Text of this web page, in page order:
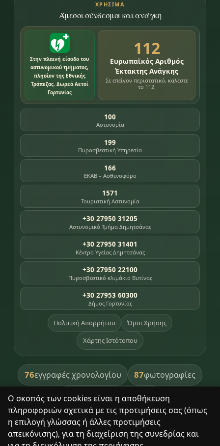
Ο σκοπός των cookies είναι η αποθήκευση
πληροφοριών σχετικά με τις προτιμήσεις σας (όπως
η επιλογή γλώσσας ή άλλες προτιμήσεις
απεικόνισης), για τη διαχείριση της συνεδρίας και
ΧΡΉΣΙΜΑ
Άμεσοι σύνδεσμοι και ανάγκη
Στην πλαινή είσοδο του
αστυνομικού τμήματος,
πλησίον της Εθνικής
Τράπεζας. Δωρεά Αετοί
Γορτυνίας
112
Ευρωπαϊκός Αριθμός
Έκτακτης Ανάγκης
Σε επείγον περιστατικό, καλέστε
το 112.
100
Αστυνομία
199
Πυροσβεστική Υπηρεσία
166
ΕΚΑΒ – Ασθενοφόρο
1571
Τουριστική Αστυνομία
+30 27950 31205
Αστυνομικό Τμήμα Δημητσάνας
+30 27950 31401
Κέντρο Υγείας Δημητσάνας
+30 27950 22100
Πυροσβεστικό κλιμάκιο Βυτίνας
+30 27953 60300
Δήμος Γορτυνίας
Πολιτική Απορρήτου Όροι Χρήσης
Χάρτης Ιστότοπου
76εγγραφές χρονολογίου 87φωτογραφίες
391βιβλία βιβλιοθήκης
8σημεία κληρονομιάς